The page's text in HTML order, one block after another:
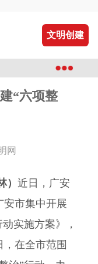
文明创建
“六项整
网
）近日，广安
安市集中开展
实施方案》，
，在全市范围